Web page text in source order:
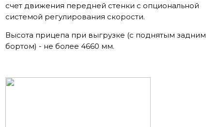
счет движения передней стенки с опциональной
системой регулирования скорости.
Высота прицепа при выгрузке (с поднятым задним
бортом) - не более 4660 мм.